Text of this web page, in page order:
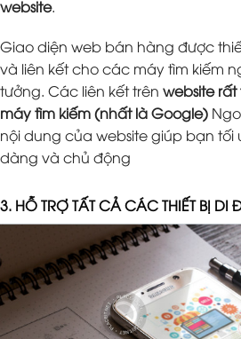
website.
Giao diện web bán hàng được
và liên kết cho các máy tìm kiếm
tưởng. Các liên kết trên website
máy tìm kiếm (nhất là Google)
nội dung của website giúp bạn
dàng và chủ động
3. HỖ TRỢ TẤT CẢ CÁC THIẾT BỊ DI